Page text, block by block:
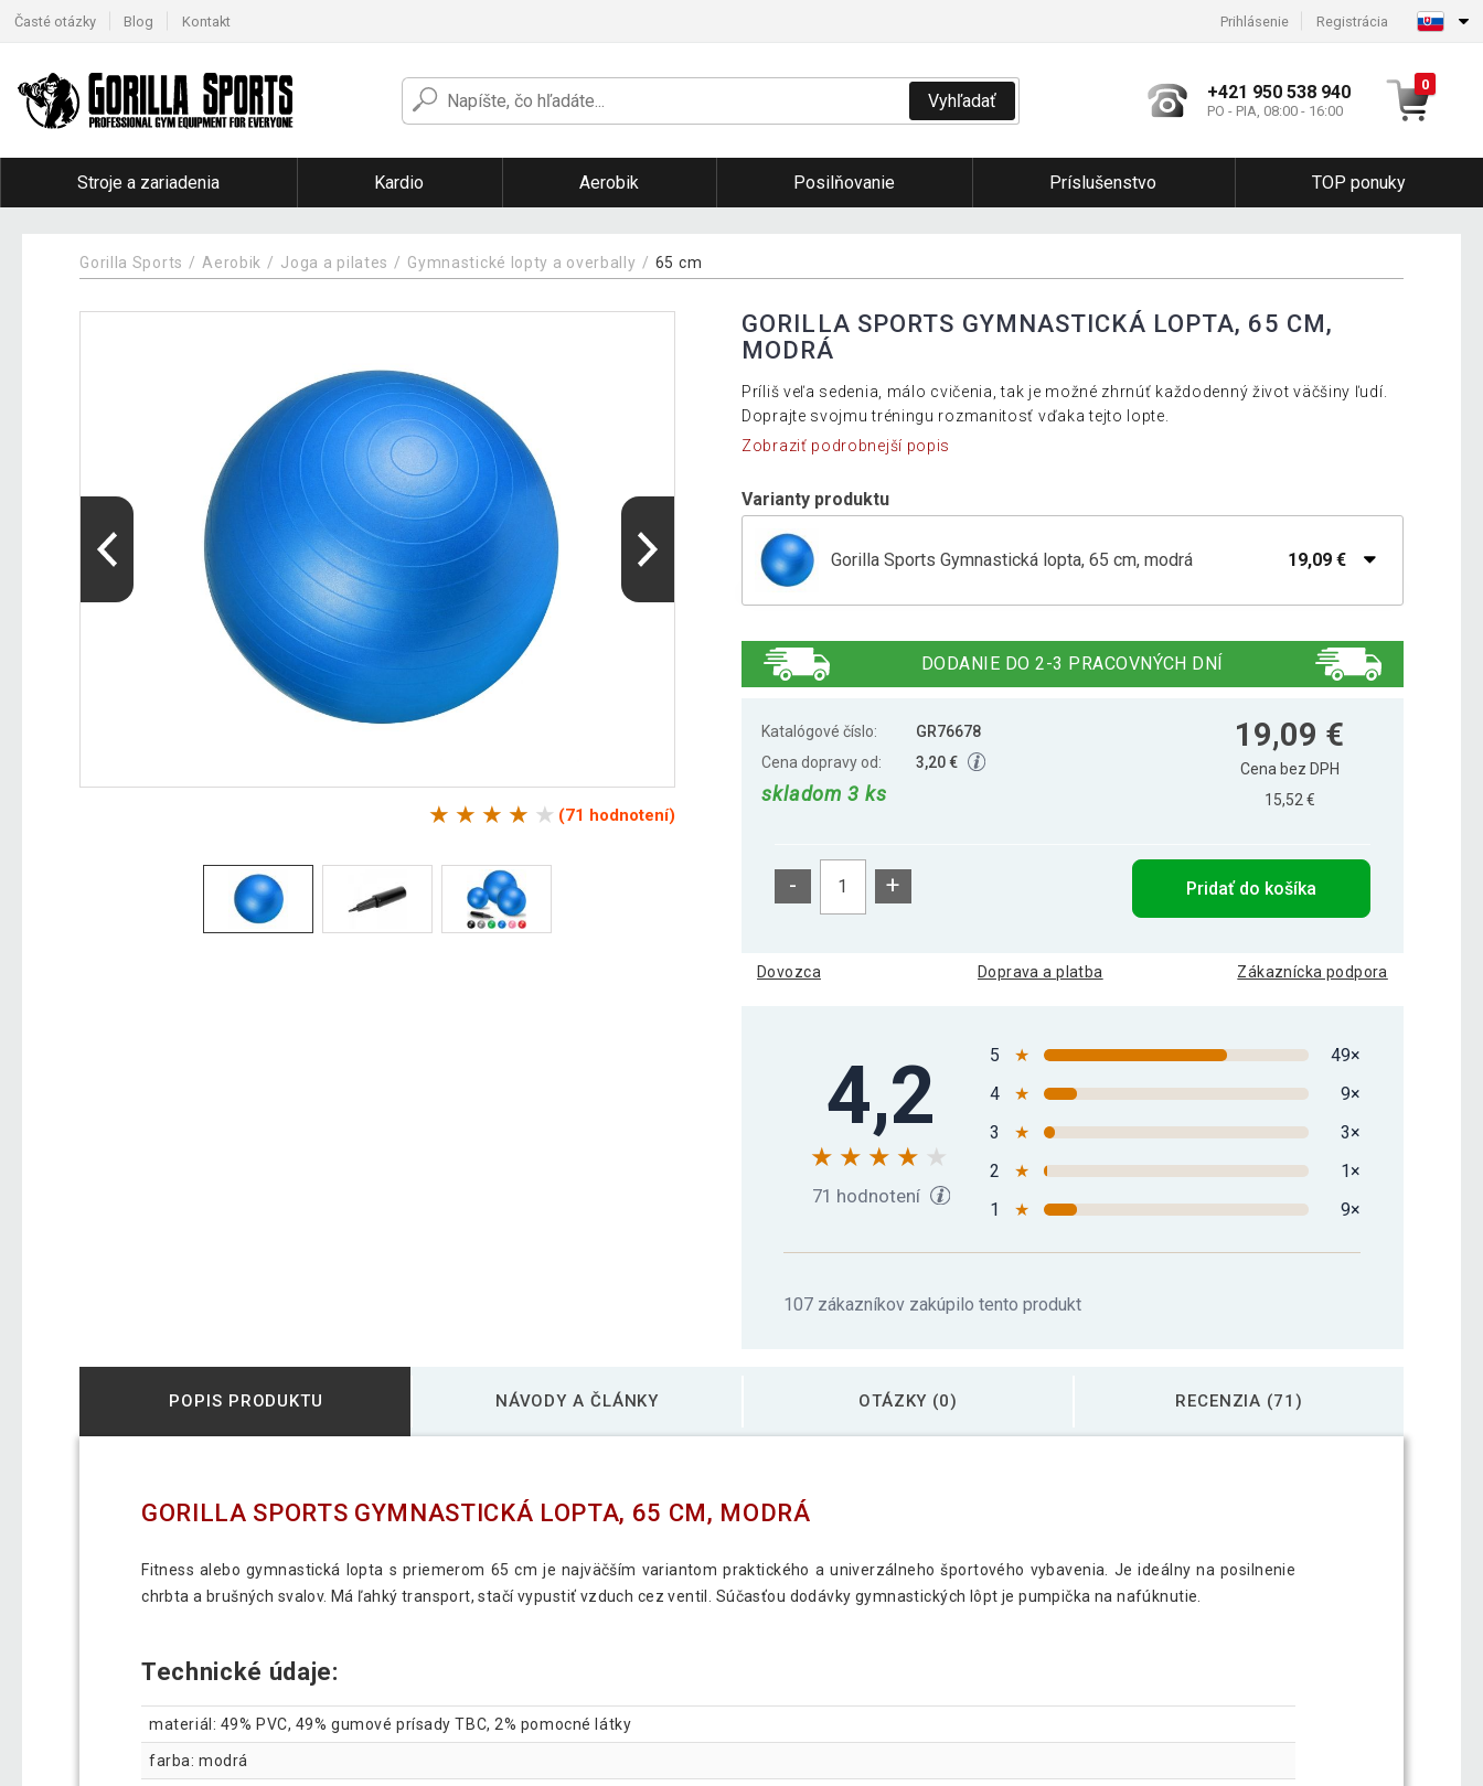
Časté otázky Blog Kontakt Prihlásenie Registrácia
Vyhľadať +421 950 538 940
PO - PIA, 08:00 - 16:00
0
Stroje a zariadenia Kardio Aerobik Posilňovanie Príslušenstvo TOP ponuky
Gorilla Sports Aerobik Joga a pilates Gymnastické lopty a overbally 65 cm
(71 hodnotení)
GORILLA SPORTS GYMNASTICKÁ LOPTA, 65 CM,
MODRÁ
Príliš veľa sedenia, málo cvičenia, tak je možné zhrnúť každodenný život väčšiny ľudí.
Doprajte svojmu tréningu rozmanitosť vďaka tejto lopte.
Zobraziť podrobnejší popis
Varianty produktu
Gorilla Sports Gymnastická lopta, 65 cm, modrá 19,09 €
Gorilla Sports Gymnastická lopta, 65 cm, ružová 18,99 €
DODANIE DO 2-3 PRACOVNÝCH DNÍ
Katalógové číslo:
GR76678
Cena dopravy od:
3,20 €
skladom 3 ks
19,09 €
Cena bez DPH
15,52 €
- + Pridať do košíka
Dovozca Doprava a platba Zákaznícka podpora
4,2
71 hodnotení
5 ★
49×
4
★
9×
3
★
3×
2
★
1×
1
★ 9×
107 zákazníkov zakúpilo tento produkt
POPIS PRODUKTU NÁVODY A ČLÁNKY OTÁZKY (0) RECENZIA (71)
GORILLA SPORTS GYMNASTICKÁ LOPTA, 65 CM, MODRÁ
Fitness alebo gymnastická lopta s priemerom 65 cm je najväčším variantom praktického a univerzálneho športového vybavenia. Je ideálny na posilnenie
chrbta a brušných svalov. Má ľahký transport, stačí vypustiť vzduch cez ventil. Súčasťou dodávky gymnastických lôpt je pumpička na nafúknutie.
Technické údaje:
materiál: 49% PVC, 49% gumové prísady TBC, 2% pomocné látky
farba: modrá